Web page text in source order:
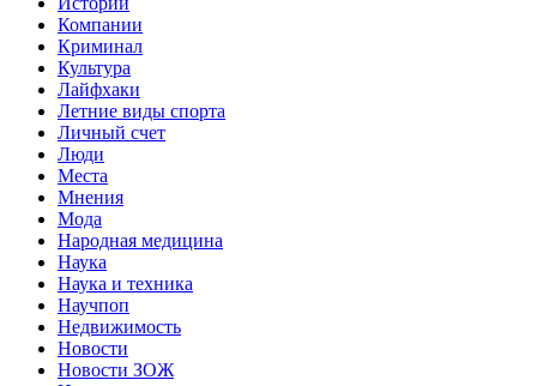
Компании
Криминал
Культура
Лайфхаки
Летние виды спорта
Личный счет
Люди
Места
Мнения
Мода
Народная медицина
Наука
Наука и техника
Научпоп
Недвижимость
Новости
Новости ЗОЖ